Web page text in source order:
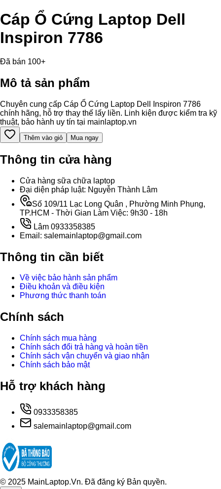
Cáp Ổ Cứng Laptop Dell
Inspiron 7786
Đã bán 100+
Mô tả sản phẩm
Chuyên cung cấp Cáp Ổ Cứng Laptop Dell Inspiron 7786
chính hãng, hỗ trợ thay thế lấy liền. Linh kiện được kiểm tra kỹ
thuật, bảo hành uy tín tại mainlaptop.vn
Thêm vào giỏ Mua ngay
Thông tin cửa hàng
Cửa hàng sữa chữa laptop
Đại diện pháp luật: Nguyễn Thành Lâm
Số 109/11 Lạc Long Quân , Phường Minh Phụng,
TP.HCM - Thời Gian Làm Việc: 9h30 - 18h
Lâm 0933358385
Email: salemainlaptop@gmail.com
Thông tin cần biết
Về việc bảo hành sản phẩm
Điều khoản và điều kiện
Phương thức thanh toán
Chính sách
Chính sách mua hàng
Chính sách đổi trả hàng và hoàn tiền
Chính sách vận chuyển và giao nhận
Chính sách bảo mật
Hỗ trợ khách hàng
0933358385
salemainlaptop@gmail.com
© 2025 MainLaptop.Vn. Đã đăng ký Bản quyền.